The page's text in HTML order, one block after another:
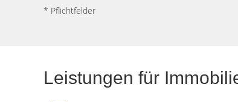
* Pflichtfelder
Leistungen für